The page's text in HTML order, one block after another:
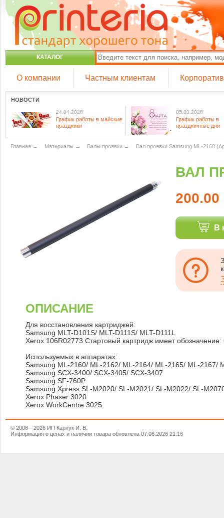
КАТАЛОГ
О компании Частным клиентам
НОВОСТИ
24.04.2026
График работы в майские
праздники
05.03.2026
График работы в
праздничные дни
Главная → Материалы → Валы проявки → Вал проявки Samsung ML-2160
ВАЛ
200.00
В
ОПИСАНИЕ
Для восстановления картриджей:
Samsung MLT-D101S/ MLT-D111S/ MLT-D111L
Xerox 106R02773 Стартовый картридж имеет
Используемых в аппаратах:
Samsung ML-2160/ ML-2162/ ML-2164/ ML-2165/ ML-2167/
Samsung SCX-3400/ SCX-3405/ SCX-3407
Samsung SF-760P
Samsung Xpress SL-M2020/ SL-M2021/ SL-M2022/ SL-
Xerox Phaser 3020
Xerox WorkCentre 3025
© 2008—2026 ИП Карпук И. В.
Информация о ценах и наличии товара обновлена 07.08.2026 21:16